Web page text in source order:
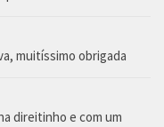
muitíssimo obrigada
direitinho e com um